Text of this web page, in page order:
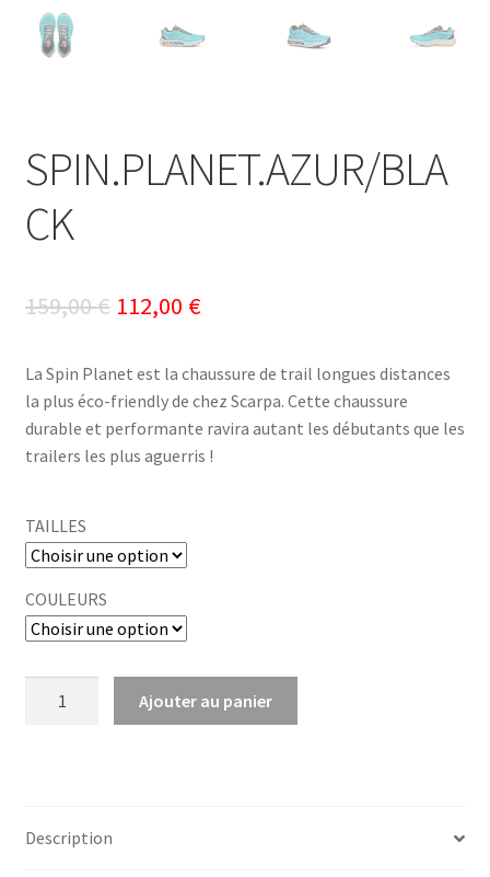
SPIN.PLANET.AZUR/BLA
CK
159,00€ Le
initial
était :
159,00 €.
112,00 €Le
actuel
est :
112,00 €.
La Spin Planet est la chaussure de trail longues distances
la plus éco-friendly de chez Scarpa. Cette chaussure
durable et performante ravira autant les débutants que les
trailers les plus aguerris !
TAILLES
COULEURS
Ajouter au panier
Description